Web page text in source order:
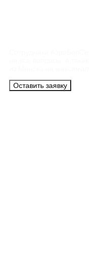
Оставить заявку